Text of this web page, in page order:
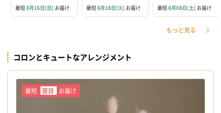
最短8月16日(日) お届け 最短8月18日(火) お届け 最短8月08日(土) お届け
もっと見る
コロンとキュートなアレンジメント
最短 翌日 お届け